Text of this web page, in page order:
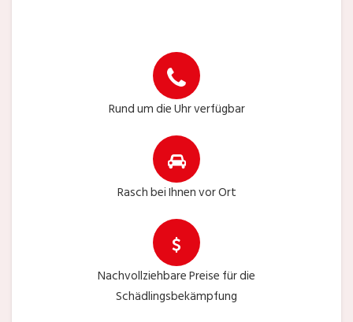
Rund um die Uhr verfügbar
Rasch bei Ihnen vor Ort
Nachvollziehbare Preise für die
Schädlingsbekämpfung